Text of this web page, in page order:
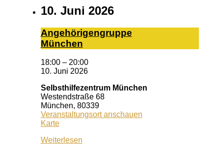
10. Juni 2026
An­ge­hö­ri­gen­grup­pe
Mün­chen
18:00 – 20:00
10. Juni 2026
Selbsthilfezentrum München
Westendstraße 68
München, 80339
Veranstaltungsort anschauen
KarteSelbsthilfezentrum
Weiterlesen